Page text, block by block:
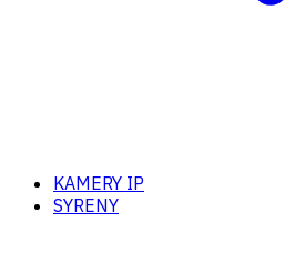
KAMERY IP
SYRENY